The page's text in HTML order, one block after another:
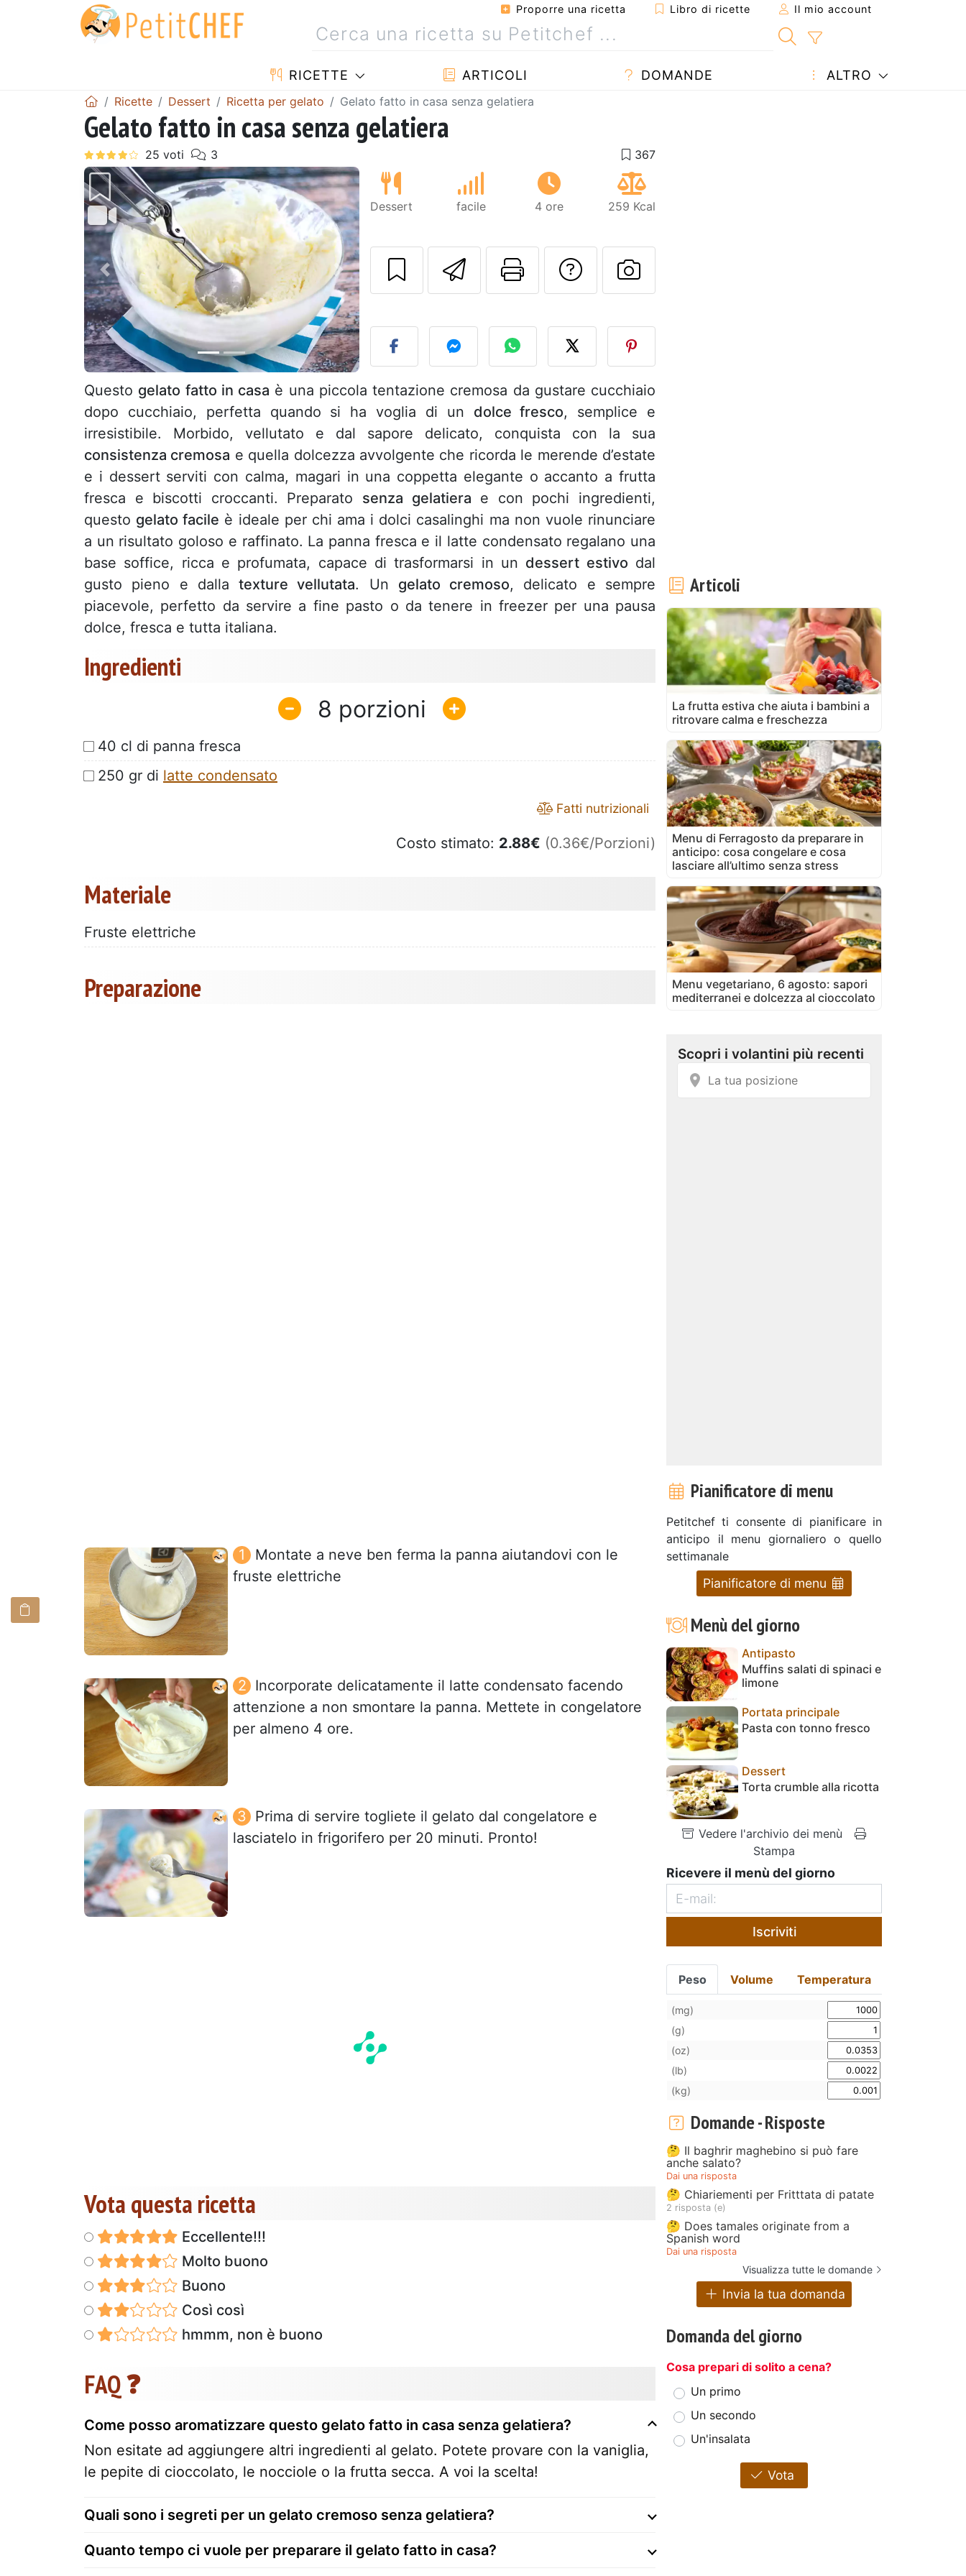
Proporre una ricetta Libro di ricette Il mio account
RICETTE ARTICOLI DOMANDE ALTRO
Ricette Dessert Ricetta per gelato Gelato fatto in casa senza gelatiera
Gelato fatto in casa senza gelatiera
Precedente Prossimo
Dessert facile 4 ore 259 Kcal
Invia questa ricetta ad un amico
Stampa la ricetta
Contatta l'autore della Ricetta
Pubblica la foto di questa
Questo gelato fatto in casa è una piccola tentazione cremosa da gustare cucchiaio
dopo cucchiaio, perfetta quando si ha voglia di un dolce fresco, semplice e
irresistibile. Morbido, vellutato e dal sapore delicato, conquista con la sua
consistenza cremosa e quella dolcezza avvolgente che ricorda le merende d’estate
e i dessert serviti con calma, magari in una coppetta elegante o accanto a frutta
fresca e biscotti croccanti. Preparato senza gelatiera e con pochi ingredienti,
questo gelato facile è ideale per chi ama i dolci casalinghi ma non vuole rinunciare
a un risultato goloso e raffinato. La panna fresca e il latte condensato regalano una
base soffice, ricca e profumata, capace di trasformarsi in un dessert estivo dal
gusto pieno e dallatexture vellutata. Un gelato cremoso, delicato e sempre
piacevole, perfetto da servire a fine pasto o da tenere in freezer per una pausa
dolce, fresca e tutta italiana.
Ingredienti
8
40 cl di panna fresca
250 gr di latte condensato
Fatti nutrizionali
Costo stimato: 2.88€ (0.36€/Porzioni)
Materiale
Fruste elettriche
Preparazione
Montate a neve ben ferma la panna aiutandovi con le
fruste elettriche
Incorporate delicatamente il latte condensato facendo
attenzione a non smontare la panna. Mettete in congelatore
per almeno 4 ore.
Prima di servire togliete il gelato dal congelatore e
lasciatelo in frigorifero per 20 minuti. Pronto!
Vota questa ricetta
Eccellente!!!
Molto buono
Buono
Così così
hmmm, non è buono
FAQ ❓
Come posso aromatizzare questo gelato fatto in casa senza gelatiera?
Non esitate ad aggiungere altri ingredienti al gelato. Potete provare con la vaniglia,
le pepite di cioccolato, le nocciole o la frutta secca. A voi la scelta!
Quali sono i segreti per un gelato cremoso senza gelatiera?
Quanto tempo ci vuole per preparare il gelato fatto in casa?
Articoli
La frutta estiva che aiuta i bambini a
ritrovare calma e freschezza
Menu di Ferragosto da preparare in
anticipo: cosa congelare e cosa
lasciare all’ultimo senza stress
Menu vegetariano, 6 agosto: sapori
mediterranei e dolcezza al cioccolato
Pianificatore di menu
Petitchef ti consente di pianificare in
anticipo il menu giornaliero o quello
settimanale
Pianificatore di menu
Menù del giorno
Antipasto
Muffins salati di spinaci e
limone
Portata principale
Pasta con tonno fresco
Dessert
Torta crumble alla ricotta
Vedere l'archivio dei menù
Stampa
Ricevere il menù del giorno
Iscriviti
Peso Volume Temperatura
(mg)
(g)
(oz)
(lb)
(kg)
Domande - Risposte
🤔 Il baghrir maghebino si può fare
anche salato?
Dai una risposta
🤔 Chiariementi per Fritttata di patate
2 risposta (e)
🤔 Does tamales originate from a
Spanish word
Dai una risposta
Visualizza tutte le domande
Invia la tua domanda
Domanda del giorno
Cosa prepari di solito a cena?
Un primo
Un secondo
Un'insalata
Vota